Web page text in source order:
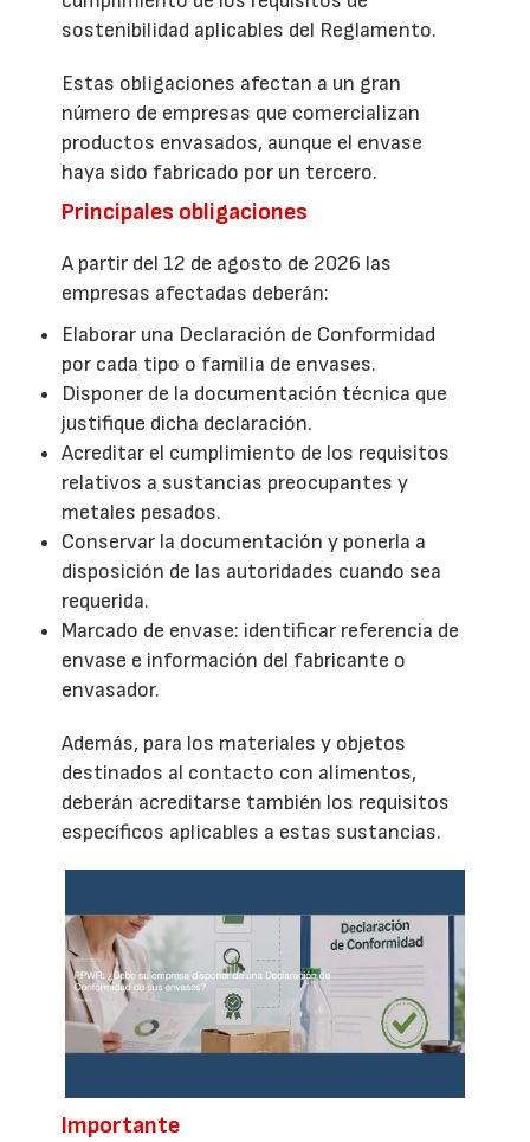
sostenibilidad aplicables del Reglamento.
Estas obligaciones afectan a un gran
número de empresas que comercializan
productos envasados, aunque el envase
haya sido fabricado por un tercero.
Principales obligaciones
A partir del 12 de agosto de 2026 las
empresas afectadas deberán:
Elaborar una Declaración de Conformidad
por cada tipo o familia de envases.
Disponer de la documentación técnica que
justifique dicha declaración.
Acreditar el cumplimiento de los requisitos
relativos a sustancias preocupantes y
metales pesados.
Conservar la documentación y ponerla a
disposición de las autoridades cuando sea
requerida.
Marcado de envase: identificar referencia de
envase e información del fabricante o
envasador.
Además, para los materiales y objetos
destinados al contacto con alimentos,
deberán acreditarse también los requisitos
específicos aplicables a estas sustancias.
Importante